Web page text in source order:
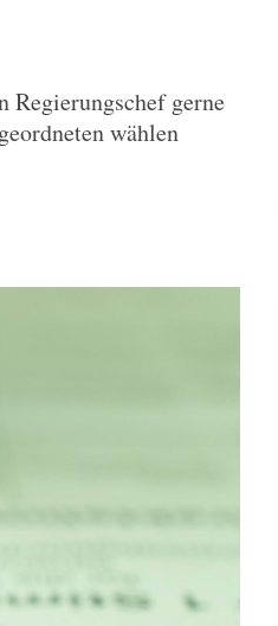
Regierungschef gerne
wählen